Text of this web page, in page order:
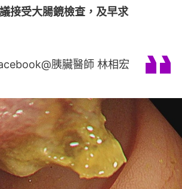
接受大腸鏡檢查，及早求
胰臟醫師 林相宏